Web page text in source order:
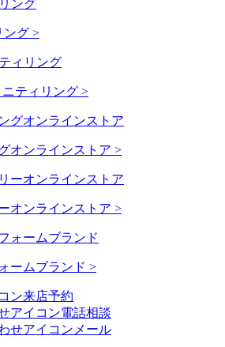
ング >
ニティリング >
オンラインストア >
オンラインストア >
ームブランド >
来店予約
電話相談
メール